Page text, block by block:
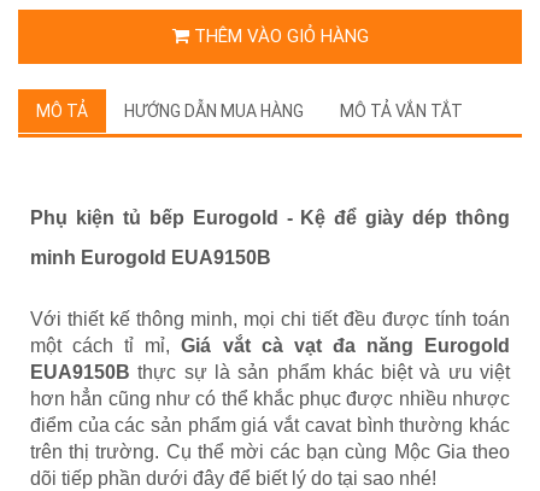
THÊM VÀO GIỎ HÀNG
MÔ TẢ HƯỚNG DẪN MUA HÀNG MÔ TẢ VẮN TẮT
Phụ kiện tủ bếp Eurogold - Kệ để giày dép thông
minh Eurogold EUA9150B
Với thiết kế thông minh, mọi chi tiết đều được tính toán
một cách tỉ mỉ,Giá vắt cà vạt đa năng Eurogold
EUA9150B thực sự là sản phẩm khác biệt và ưu việt
hơn hẳn cũng như có thể khắc phục được nhiều nhược
điểm của các sản phẩm giá vắt cavat bình thường khác
trên thị trường. Cụ thể mời các bạn cùng Mộc Gia theo
dõi tiếp phần dưới đây để biết lý do tại sao nhé!